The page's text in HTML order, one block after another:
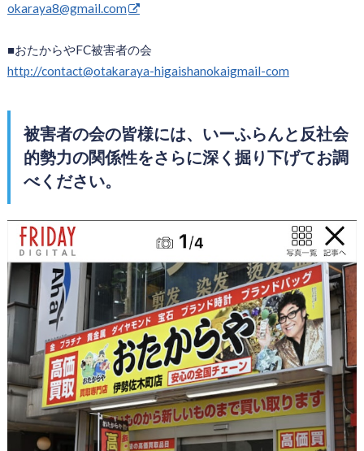
okaraya8@gmail.com
■おたからやFC被害者の会
http://contact@otakaraya-higaishanokaigmail-com
被害者の会の皆様には、いーふらんと反社会
的勢力の関係性をさらに深く掘り下げてお調
べください。